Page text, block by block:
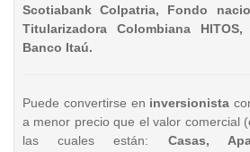
Scotiabank Colpatria, Fondo
Titularizadora Colombiana
Banco Itaú.
Puede convertirse en inversionista
a menor precio que el valor comercial
las cuales están: Casas,